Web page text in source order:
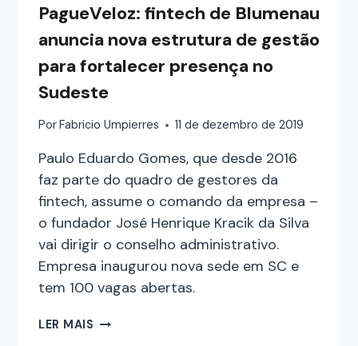
PagueVeloz: fintech de Blumenau
anuncia nova estrutura de gestão
para fortalecer presença no
Sudeste
Por Fabricio Umpierres 11 de dezembro de 2019
Paulo Eduardo Gomes, que desde 2016
faz parte do quadro de gestores da
fintech, assume o comando da empresa –
o fundador José Henrique Kracik da Silva
vai dirigir o conselho administrativo.
Empresa inaugurou nova sede em SC e
tem 100 vagas abertas.
LER MAIS